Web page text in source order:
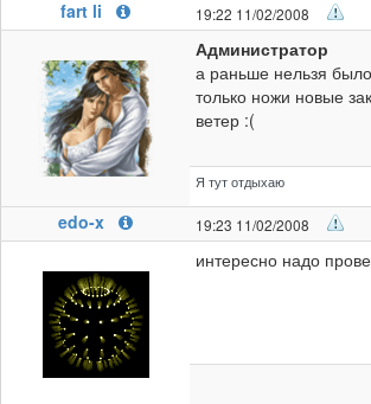
fart li 19:22 11/02/2008
Администратор
а раньше нельзя
только ножи новые
ветер :(
Я тут отдыхаю
edo-x 19:23 11/02/2008
интересно надо